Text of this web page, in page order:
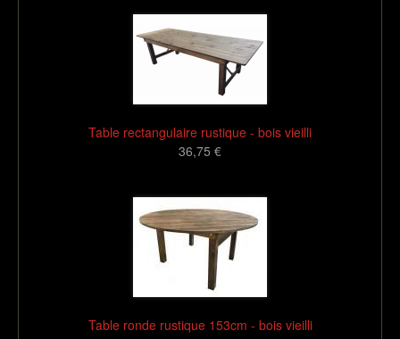
Table rectangulaire rustique - bois vieilli
36,75 €
Table ronde rustique 153cm - bois vieilli